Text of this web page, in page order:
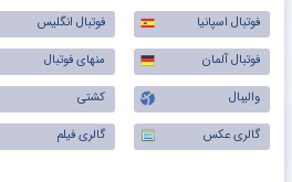
فوتبال اسپانیا
فوتبال انگلیس
فوتبال آلمان
منهای فوتبال
والیبال
کشتی
گالری عکس
گالری فیلم